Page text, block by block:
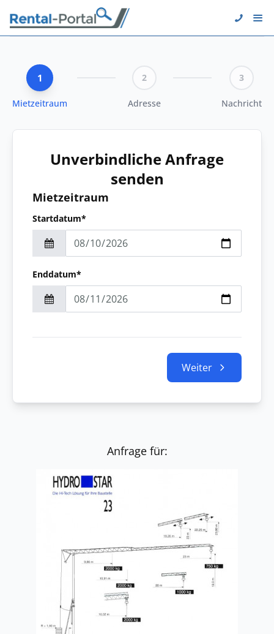
1
Mietzeitraum
2
Adresse
3
Nachricht
Unverbindliche Anfrage
senden
Mietzeitraum
Startdatum*
Enddatum*
Weiter
Anfrage für: